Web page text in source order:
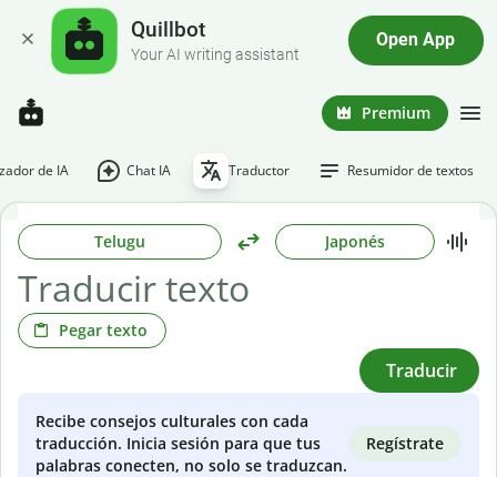
Quillbot
Your AI writing assistant
Open App
Premium
de IA Chat IA Traductor Resumidor de textos
Telugu Japonés
Pegar texto
Traducir
Recibe consejos culturales con cada
traducción. Inicia sesión para que tus
palabras conecten, no solo se traduzcan.
Regístrate